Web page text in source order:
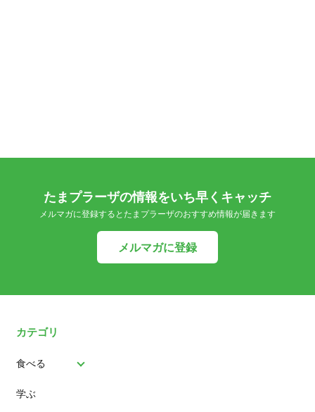
たまプラーザの情報をいち早くキャッチ
メルマガに登録するとたまプラーザのおすすめ情報が届きます
メルマガに登録
カテゴリ
食べる
パン
学ぶ